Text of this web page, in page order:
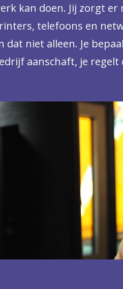
kan doen. Jij zorgt
telefoons en
dat niet alleen. Je
aanschaft, je
soms flink doorwerken,
vind